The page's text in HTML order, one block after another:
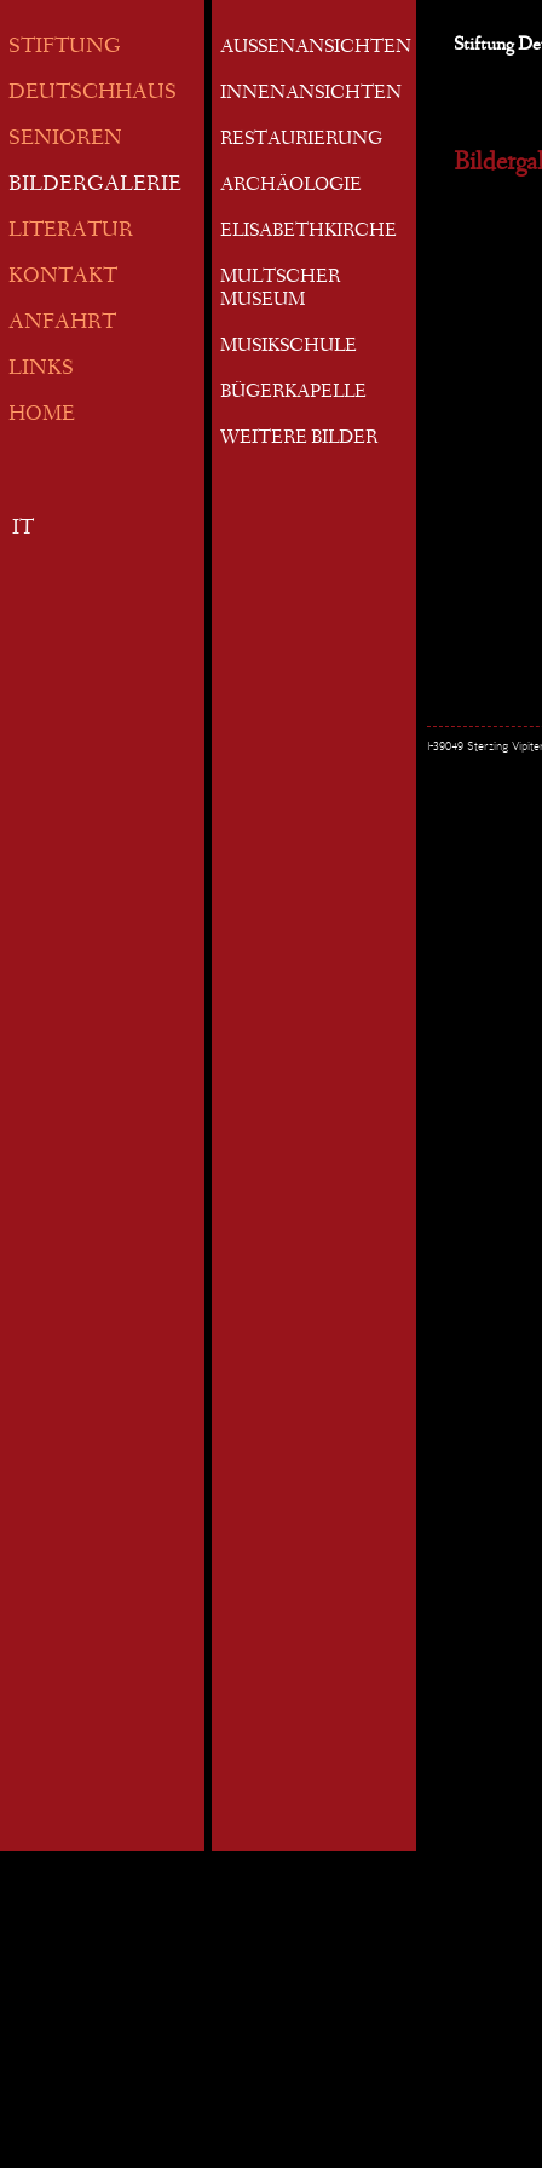
STIFTUNG
DEUTSCHHAUS
SENIOREN
BILDERGALERIE
LITERATUR
KONTAKT
ANFAHRT
LINKS
HOME
IT
AUSSENANSICHTEN
INNENANSICHTEN
RESTAURIERUNG
ARCHÄOLOGIE
ELISABETHKIRCHE
MULTSCHER
MUSEUM
MUSIKSCHULE
BÜGERKAPELLE
WEITERE BILDER
Stiftung
I-39049 Sterzing